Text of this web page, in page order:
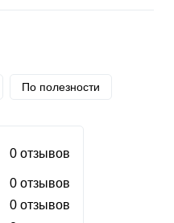
По полезности
0 отзывов
0 отзывов
0 отзывов